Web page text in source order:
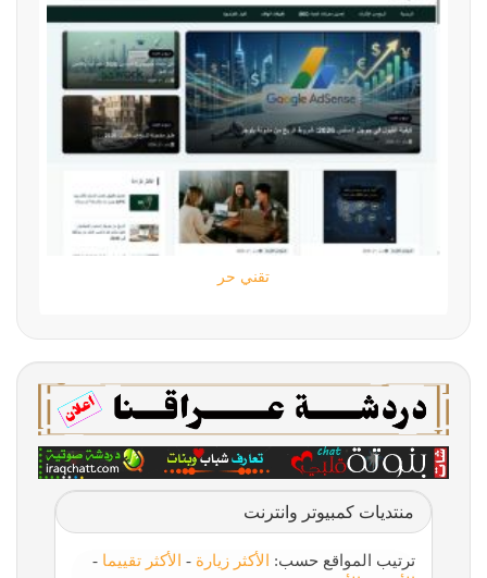
تقني حر
منتديات كمبيوتر وانترنت
ترتيب المواقع حسب: الأكثر زيارة - الأكثر تقييما -